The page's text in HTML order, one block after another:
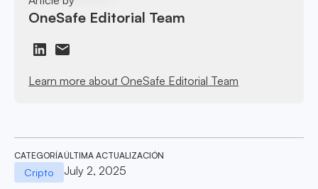
OneSafe Editorial Team
Learn more about OneSafe Editorial Team
CATEGORÍA
Cripto
ÚLTIMA ACTUALIZACIÓN
July 2, 2025